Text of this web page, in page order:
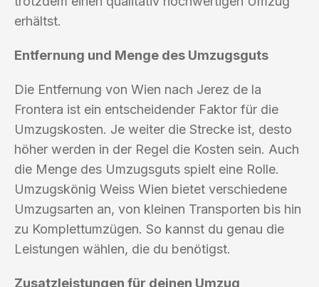
erhältst.
Entfernung und Menge des Umzugsguts
Die Entfernung von Wien nach Jerez de la
Frontera ist ein entscheidender Faktor für die
Umzugskosten. Je weiter die Strecke ist, desto
höher werden in der Regel die Kosten sein. Auch
die Menge des Umzugsguts spielt eine Rolle.
Umzugskönig Weiss Wien bietet verschiedene
Umzugsarten an, von kleinen Transporten bis hin
zu Komplettumzügen. So kannst du genau die
Leistungen wählen, die du benötigst.
Zusatzleistungen für deinen Umzug